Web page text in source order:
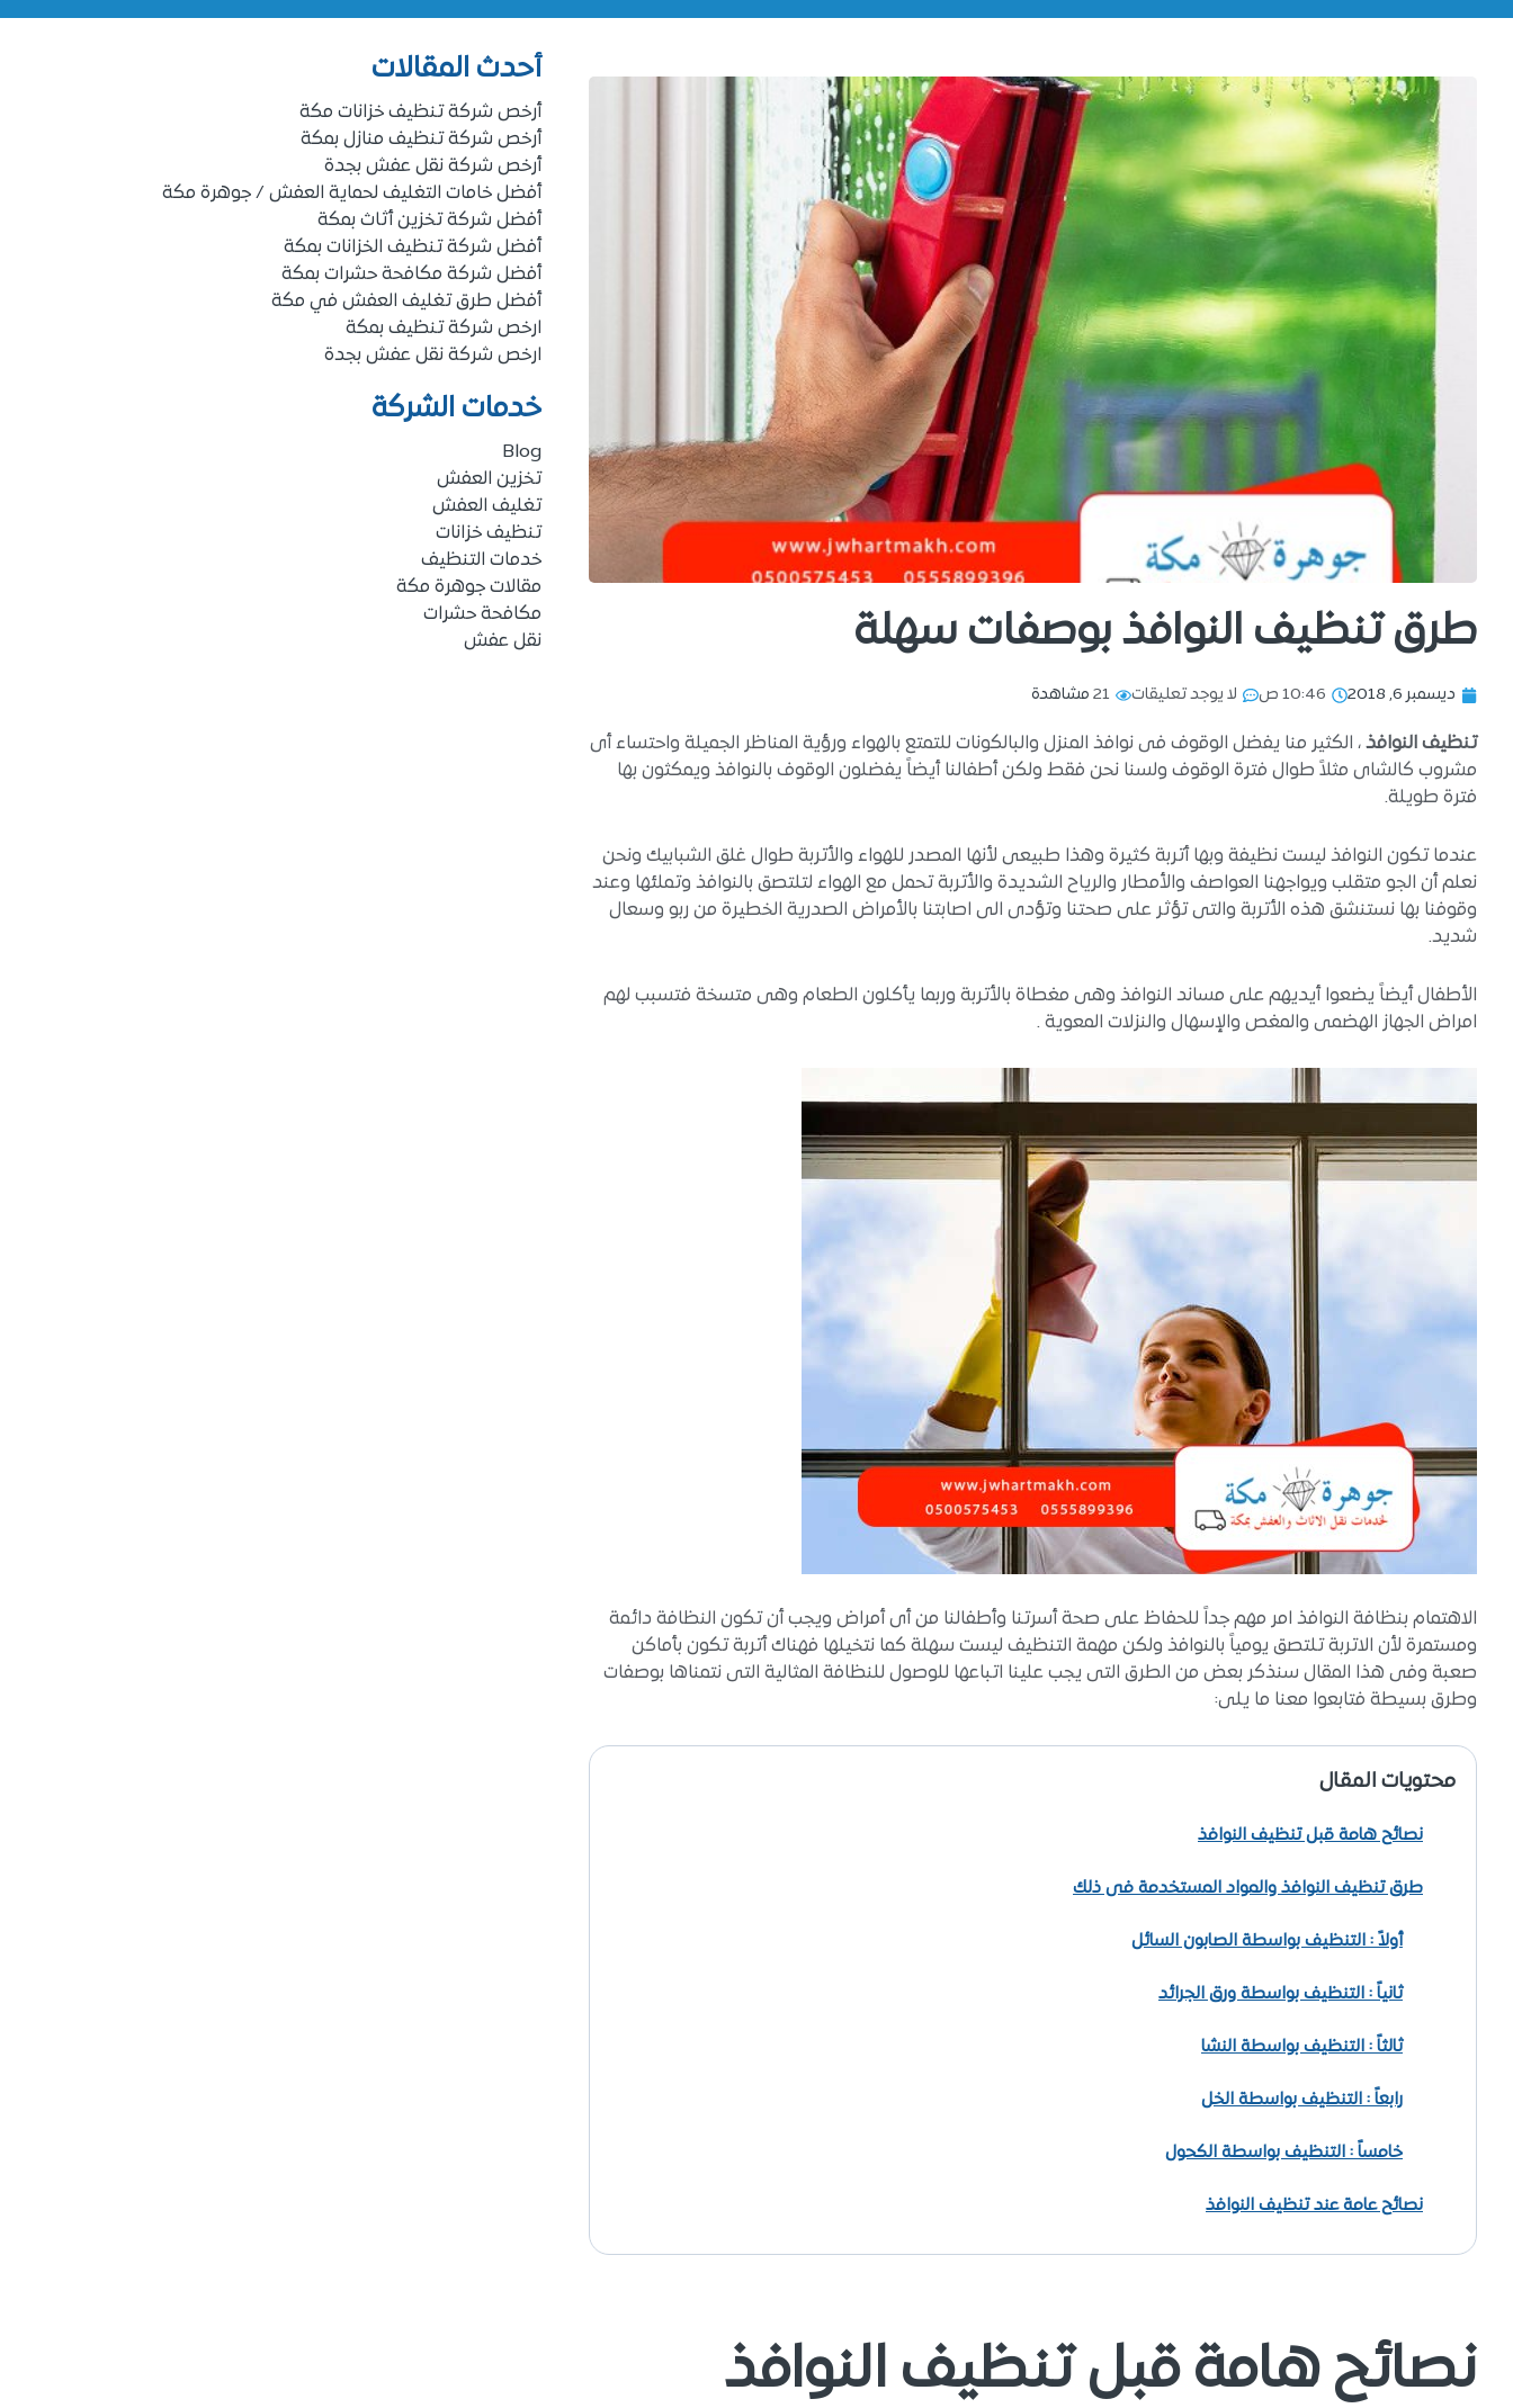
طرق تنظيف النوافذ بوصفات سهلة
ديسمبر 6, 2018 10:46 ص لا يوجد تعليقات 21 مشاهدة
تنظيف النوافذ ، الكثير منا يفضل الوقوف فى نوافذ المنزل والبالكونات للتمتع بالهواء ورؤية المناظر الجميلة واحتساء أى
مشروب كالشاى مثلاً طوال فترة الوقوف ولسنا نحن فقط ولكن أطفالنا أيضاً يفضلون الوقوف بالنوافذ ويمكثون بها
فترة طويلة.
عندما تكون النوافذ ليست نظيفة وبها أتربة كثيرة وهذا طبيعى لأنها المصدر للهواء والأتربة طوال غلق الشبابيك ونحن
نعلم أن الجو متقلب ويواجهنا العواصف والأمطار والرياح الشديدة والأتربة تحمل مع الهواء لتلتصق بالنوافذ وتملئها وعند
وقوفنا بها نستنشق هذه الأتربة والتى تؤثر على صحتنا وتؤدى الى اصابتنا بالأمراض الصدرية الخطيرة من ربو وسعال
شديد.
الأطفال أيضاً يضعوا أيديهم على مساند النوافذ وهى مغطاة بالأتربة وربما يأكلون الطعام وهى متسخة فتسبب لهم
امراض الجهاز الهضمى والمغص والإسهال والنزلات المعوية .
الاهتمام بنظافة النوافذ امر مهم جداً للحفاظ على صحة أسرتنا وأطفالنا من أى أمراض ويجب أن تكون النظافة دائمة
ومستمرة لأن الاتربة تلتصق يومياً بالنوافذ ولكن مهمة التنظيف ليست سهلة كما نتخيلها فهناك أتربة تكون بأماكن
صعبة وفى هذا المقال سنذكر بعض من الطرق التى يجب علينا اتباعها للوصول للنظافة المثالية التى نتمناها بوصفات
وطرق بسيطة فتابعوا معنا ما يلى:
محتويات المقال
نصائح هامة قبل تنظيف النوافذ
طرق تنظيف النوافذ والمواد المستخدمة فى ذلك
أولاً : التنظيف بواسطة الصابون السائل
ثانياً : التنظيف بواسطة ورق الجرائد
ثالثاً : التنظيف بواسطة النشا
رابعاً : التنظيف بواسطة الخل
خامساً : التنظيف بواسطة الكحول
نصائح عامة عند تنظيف النوافذ
نصائح هامة قبل تنظيف النوافذ
أحدث المقالات
أرخص شركة تنظيف خزانات مكة
أرخص شركة تنظيف منازل بمكة
أرخص شركة نقل عفش بجدة
أفضل خامات التغليف لحماية العفش / جوهرة مكة
أفضل شركة تخزين أثاث بمكة
أفضل شركة تنظيف الخزانات بمكة
أفضل شركة مكافحة حشرات بمكة
أفضل طرق تغليف العفش في مكة
ارخص شركة تنظيف بمكة
ارخص شركة نقل عفش بجدة
خدمات الشركة
Blog
تخزين العفش
تغليف العفش
تنظيف خزانات
خدمات التنظيف
مقالات جوهرة مكة
مكافحة حشرات
نقل عفش